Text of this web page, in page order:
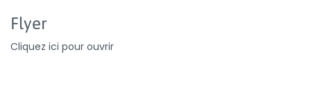
Flyer
Cliquez ici pour ouvrir